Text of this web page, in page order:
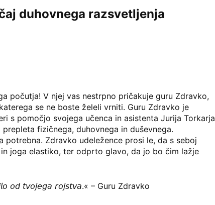
duhovnega razsvetljenja
počutja! V njej vas nestrpno pričakuje guru Zdravko,
se ne boste želeli vrniti. Guru Zdravko je
s pomočjo svojega učenca in asistenta Jurija Torkarja
fizičnega, duhovnega in duševnega.
potrebna. Zdravko udeležence prosi le, da s seboj
joga elastiko, ter odprto glavo, da jo bo čim lažje
𝘰𝘥 𝘵𝘷𝘰𝘫𝘦𝘨𝘢 𝘳𝘰𝘫𝘴𝘵𝘷𝘢.« – Guru Zdravko